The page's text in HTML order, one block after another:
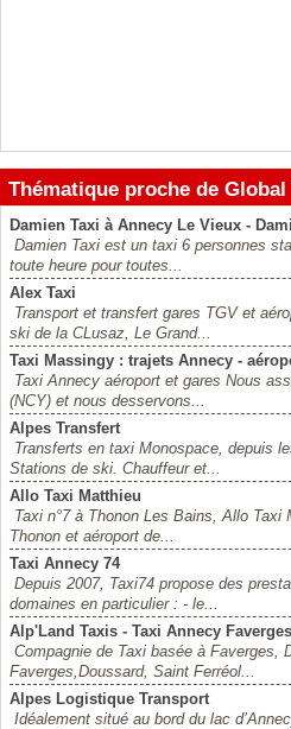
Thématique proche de
Damien Taxi à Annecy Le Vieux -
Damien Taxi est un taxi 6 personnes
toute heure pour toutes...
Alex Taxi
Transport et transfert gares TGV et
ski de la CLusaz, Le Grand...
Taxi Massingy : trajets Annecy -
Taxi Annecy aéroport et gares Nous
(NCY) et nous desservons...
Alpes Transfert
Transferts en taxi Monospace, depuis
Stations de ski. Chauffeur et...
Allo Taxi Matthieu
Taxi n°7 à Thonon Les Bains, Allo
Thonon et aéroport de...
Taxi Annecy 74
Depuis 2007, Taxi74 propose des
domaines en particulier : - le...
Alp'Land Taxis - Taxi Annecy Faverges
Compagnie de Taxi basée à Faverges,
Faverges,Doussard, Saint Ferréol...
Alpes Logistique Transport
Idéalement situé au bord du lac